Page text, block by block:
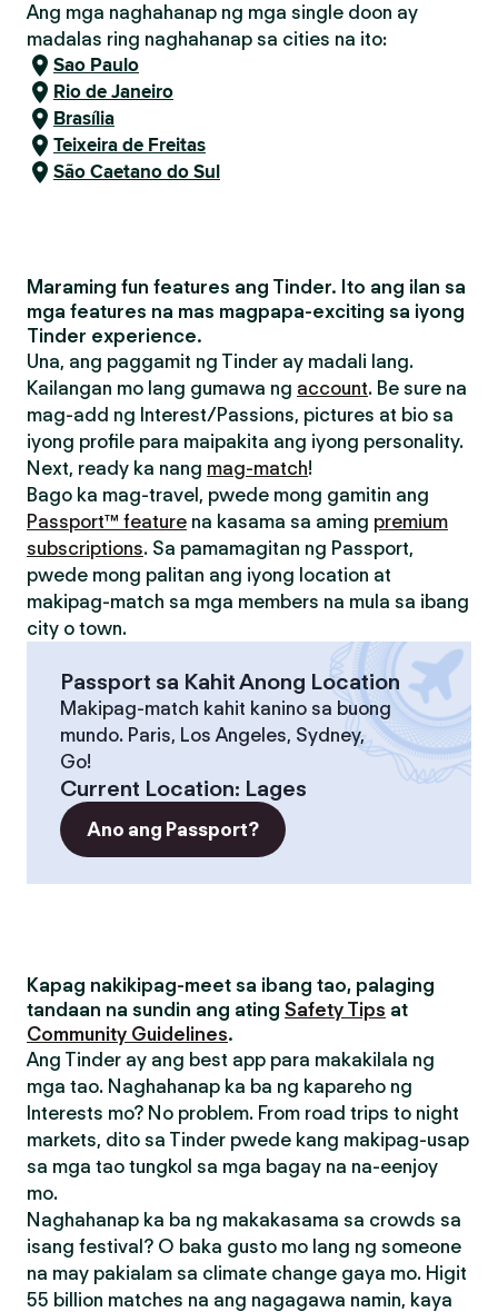
Ang mga naghahanap ng mga single doon ay
madalas ring naghahanap sa cities na ito:
Sao Paulo
Rio de Janeiro
Brasília
Teixeira de Freitas
São Caetano do Sul
Maraming fun features ang Tinder. Ito ang ilan sa
mga features na mas magpapa-exciting sa iyong
Tinder experience.
Una, ang paggamit ng Tinder ay madali lang.
Kailangan mo lang gumawa ng account. Be sure na
mag-add ng Interest/Passions, pictures at bio sa
iyong profile para maipakita ang iyong personality.
Next, ready ka nang mag-match!
Bago ka mag-travel, pwede mong gamitin ang
Passport™ feature na kasama sa aming premium
subscriptions. Sa pamamagitan ng Passport,
pwede mong palitan ang iyong location at
makipag-match sa mga members na mula sa ibang
city o town.
Passport sa Kahit Anong Location
Makipag-match kahit kanino sa buong
mundo. Paris, Los Angeles, Sydney,
Go!
Current Location: Lages
Ano ang Passport?
Kapag nakikipag-meet sa ibang tao, palaging
tandaan na sundin ang ating Safety Tips at
Community Guidelines.
Ang Tinder ay ang best app para makakilala ng
mga tao. Naghahanap ka ba ng kapareho ng
Interests mo? No problem. From road trips to night
markets, dito sa Tinder pwede kang makipag-usap
sa mga tao tungkol sa mga bagay na na-eenjoy
mo.
Naghahanap ka ba ng makakasama sa crowds sa
isang festival? O baka gusto mo lang ng someone
na may pakialam sa climate change gaya mo. Higit
55 billion matches na ang nagagawa namin, kaya